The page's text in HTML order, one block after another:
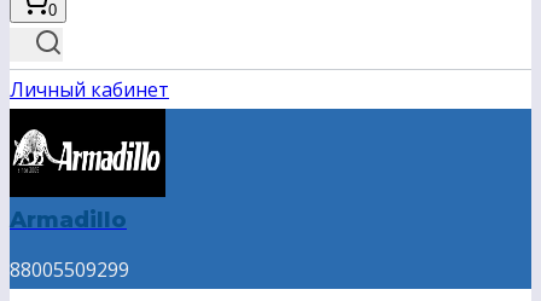
0
Личный кабинет
Armadillo
88005509299